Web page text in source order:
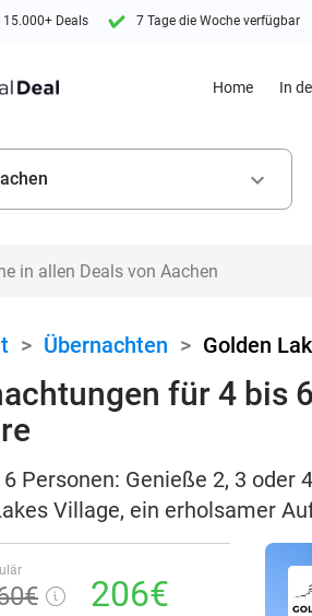
15.000+ Deals 7 Tage die Woche verfügbar
Home In
keyboard_arrow_down
> Übernachten > Golden
für 4 bis
6 Personen: Genieße 2, 3
Village, ein erholsamer
206€